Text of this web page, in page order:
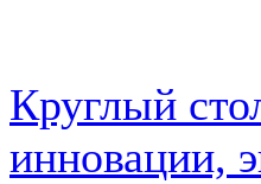
Круглый
инновации,